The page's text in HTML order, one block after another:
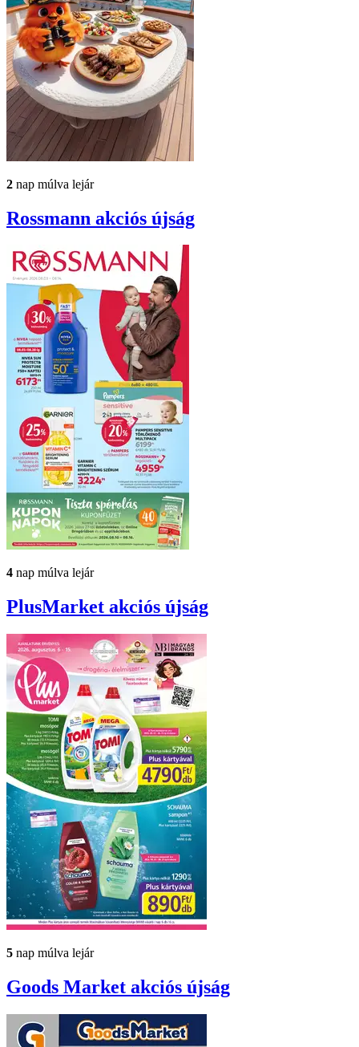
2 nap múlva lejár
Rossmann akciós újság
4 nap múlva lejár
PlusMarket akciós újság
5 nap múlva lejár
Goods Market akciós újság